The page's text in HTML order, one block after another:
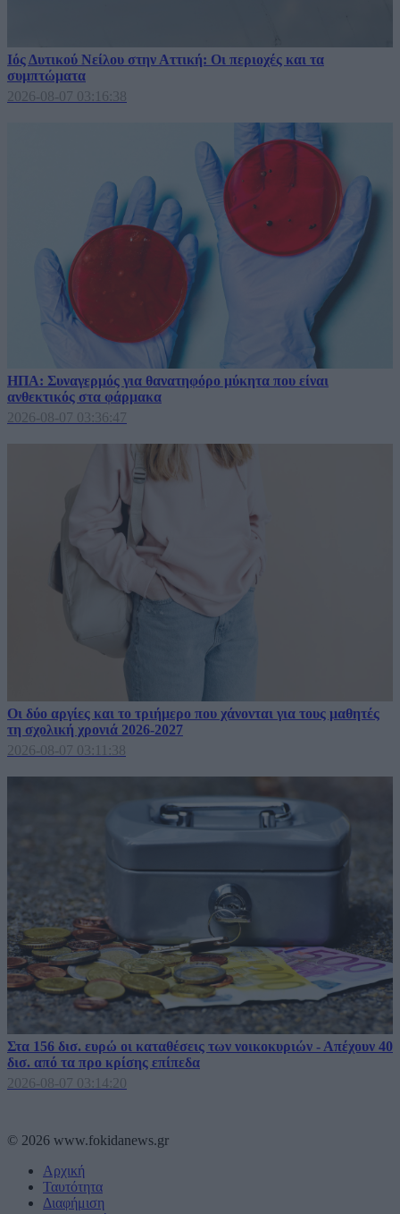
Ιός Δυτικού Νείλου στην Αττική: Οι περιοχές και τα
συμπτώματα
2026-08-07 03:16:38
ΗΠΑ: Συναγερμός για θανατηφόρο μύκητα που είναι
ανθεκτικός στα φάρμακα
2026-08-07 03:36:47
Οι δύο αργίες και το τριήμερο που χάνονται για τους μαθητές
τη σχολική χρονιά 2026-2027
2026-08-07 03:11:38
Στα 156 δισ. ευρώ οι καταθέσεις των νοικοκυριών - Απέχουν 40
δισ. από τα προ κρίσης επίπεδα
2026-08-07 03:14:20
© 2026 www.fokidanews.gr
Αρχική
Ταυτότητα
Διαφήμιση